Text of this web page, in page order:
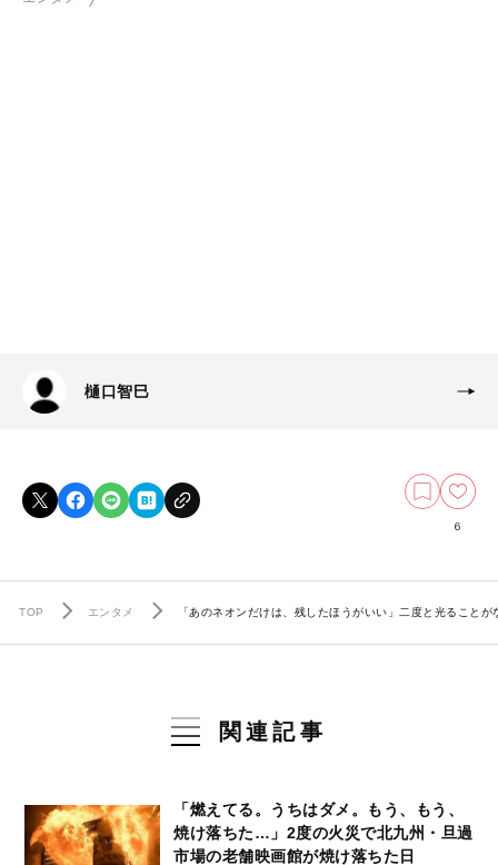
樋口智巳
6
TOP エンタメ 「あのネオンだけは、残したほうがいい」二度と光ること
関連記事
「燃えてる。うちはダメ。もう、もう、
焼け落ちた…」2度の火災で北九州・旦過
市場の老舗映画館が焼け落ちた日